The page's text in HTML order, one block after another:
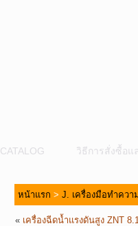
CATALOG วิธีการสั่งซื้อแ
หน้าแรก > J. เครื่องมือทำควา
« เครื่องฉีดน้ำแรงดันสูง ZNT